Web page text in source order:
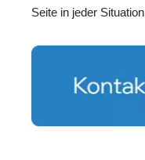
Seite in jeder